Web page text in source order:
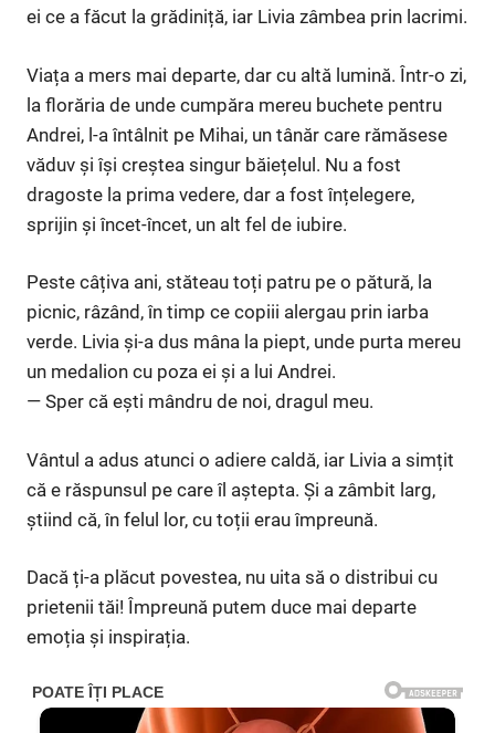
ei ce a făcut la grădiniță, iar Livia zâmbea prin lacrimi.
Viața a mers mai departe, dar cu altă lumină. Într-o zi,
la florăria de unde cumpăra mereu buchete pentru
Andrei, l-a întâlnit pe Mihai, un tânăr care rămăsese
văduv și își creștea singur băiețelul. Nu a fost
dragoste la prima vedere, dar a fost înțelegere,
sprijin și încet-încet, un alt fel de iubire.
Peste câțiva ani, stăteau toți patru pe o pătură, la
picnic, râzând, în timp ce copiii alergau prin iarba
verde. Livia și-a dus mâna la piept, unde purta mereu
un medalion cu poza ei și a lui Andrei.
— Sper că ești mândru de noi, dragul meu.
Vântul a adus atunci o adiere caldă, iar Livia a simțit
că e răspunsul pe care îl aștepta. Și a zâmbit larg,
știind că, în felul lor, cu toții erau împreună.
Dacă ți-a plăcut povestea, nu uita să o distribui cu
prietenii tăi! Împreună putem duce mai departe
emoția și inspirația.